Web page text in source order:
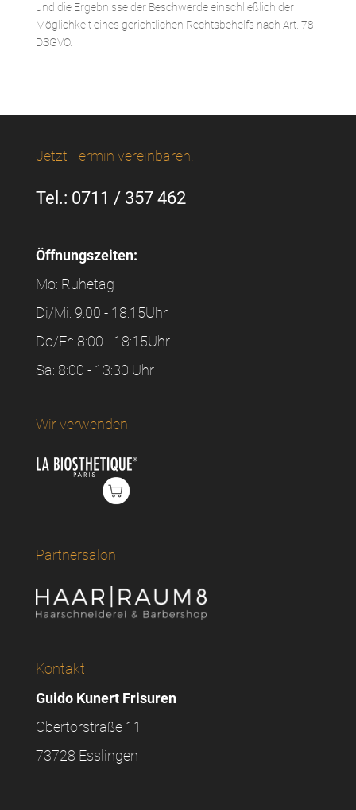
und die Ergebnisse der Beschwerde einschließlich der
Möglichkeit eines gerichtlichen Rechtsbehelfs nach Art. 78
DSGVO.
Jetzt Termin vereinbaren!
Tel.: 0711 / 357 462
Öffnungszeiten:
Mo: Ruhetag
Di/Mi: 9:00 - 18:15Uhr
Do/Fr: 8:00 - 18:15Uhr
Sa: 8:00 - 13:30 Uhr
Wir verwenden
Partnersalon
Kontakt
Guido Kunert Frisuren
Obertorstraße 11
73728 Esslingen